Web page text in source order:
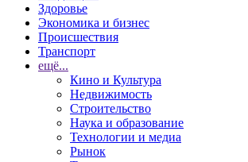
Здоровье
Экономика и бизнес
Происшествия
Транспорт
ещё...
Кино и Культура
Недвижимость
Строительство
Наука и образование
Технологии и медиа
Рынок